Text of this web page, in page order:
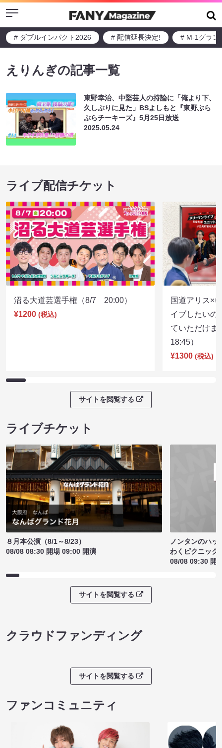
Menu
# ダブルインパクト2026 # 配信延長決定! # M-1グラン
えりんぎの記事一覧
東野幸治、中堅芸人の持論に「俺より下、
久しぶりに見た」BSよしもと『東野ぶら
ぶらチーキーズ』5月25日放送
2025.05.24
ライブ配信チケット
沼る大道芸選手権（8/7 20:00）
¥1200 (税込)
国道アリス×
イブしたいの
ていただけ
18:45）
¥1300 (税込)
サイトを閲覧する
ライブチケット
８月本公演（8/1～8/23）
08/08 08:30 開場 09:00 開演
ノンタンのハッ
わくピクニック
08/08 09:30 開
サイトを閲覧する
クラウドファンディング
サイトを閲覧する
ファンコミュニティ